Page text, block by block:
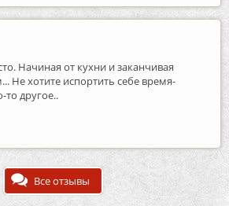
Начиная от кухни и заканчивая
Не хотите испортить себе время-
другое..
Все отзывы